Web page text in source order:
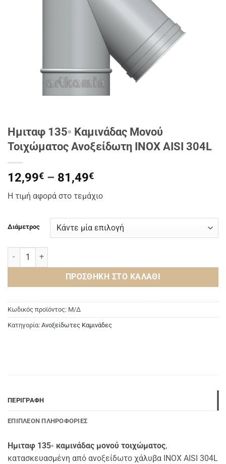
Ημιταφ 135◦ Καμινάδας Μονού
Τοιχώματος Ανοξείδωτη INOX AISI 304L
12,99€ – 81,49€Price
12,99€
81,49€
Η τιμή αφορά στο τεμάχιο
Διάμετρος
Ημιταφ 135◦ Καμινάδας Μονού Τοιχώματος Ανοξείδωτη INOX
ΠΡΟΣΘΉΚΗ ΣΤΟ ΚΑΛΆΘΙ
Κωδικός προϊόντος: Μ/Δ
Κατηγορία: Ανοξείδωτες Καμινάδες
ΠΕΡΙΓΡΑΦΉ
ΕΠΙΠΛΈΟΝ ΠΛΗΡΟΦΟΡΊΕΣ
Ημιταφ 135◦ καμινάδας μονού τοιχώματος,
κατασκευασμένη από ανοξείδωτο χάλυβα INOX AISI 304L